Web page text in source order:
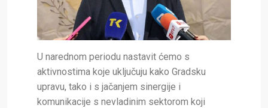
U narednom periodu nastavit ćemo s
aktivnostima koje uključuju kako Gradsku
upravu, tako i s jačanjem sinergije i
komunikacije s nevladinim sektorom koji